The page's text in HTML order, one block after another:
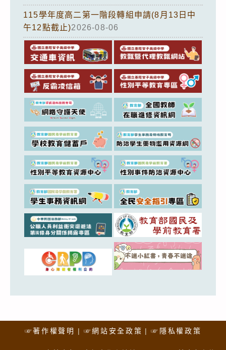
115學年度高二第一階段轉組申請(8月13日中
午12點截止)2026-08-06
☞著作權聲明 ☞網站安全政策 ☞隱私權政策